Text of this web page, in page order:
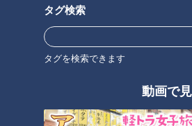
タグ検索
タグを検索できます
動画で
【次の動画】保湿は続けなけれ
る５つの容器の中身は…道化師
【前の
定期